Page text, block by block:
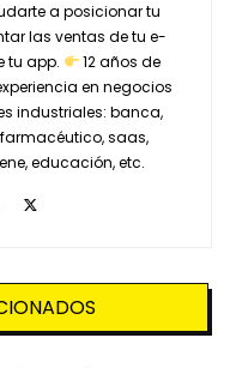
a posicionar tu
las ventas de tu e-
tu app.
12 años de
en negocios
industriales: banca,
saas,
educación, etc.